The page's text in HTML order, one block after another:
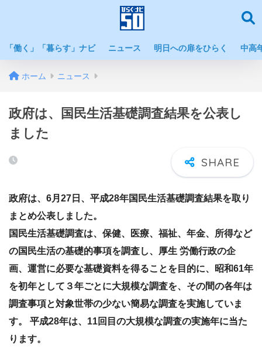
「働く」「暮らす」ナビ ニュース 明日への扉をひらく 中高
ホーム ニュース
政府は、国民生活基礎調査結果を公表し
ました
政府は、6月27日、平成28年国民生活基礎調査結果を取り
まとめ公表しました。
国民生活基礎調査は、保健、医療、福祉、年金、所得など
の国民生活の基礎的事項を調査し、厚生 労働行政の企
画、運営に必要な基礎資料を得ることを目的に、昭和61年
を初年として３年ごとに大規模な調査を、その間の各年は
調査事項と対象世帯の少ない簡易な調査を実施していま
す。 平成28年は、11回目の大規模な調査の実施年に当た
ります。